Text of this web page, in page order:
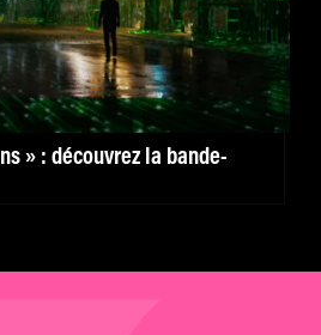
» : découvrez la bande-